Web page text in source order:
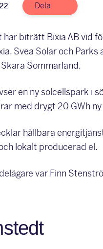
Dela
har biträtt Bixia AB vid
Svea Solar och
Sommarland.
en ny solcellspark i
med drygt 20 GWh
hållbara
lokalt producerad el.
var Finn